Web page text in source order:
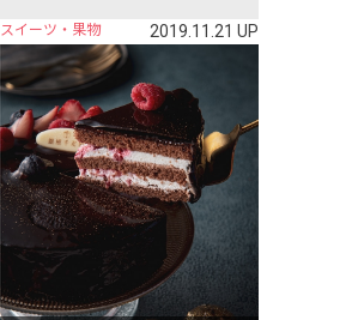
スイーツ・果物 2019.11.21 UP